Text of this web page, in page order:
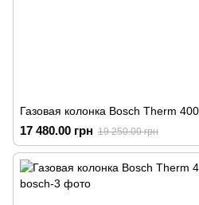
Газовая колонка Bosch Therm
17 480.00 грн 19 250.00 грн